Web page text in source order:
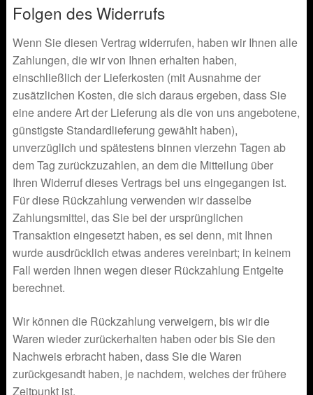
Folgen des Widerrufs
Wenn Sie diesen Vertrag widerrufen, haben wir Ihnen alle
Zahlungen, die wir von Ihnen erhalten haben,
einschließlich der Lieferkosten (mit Ausnahme der
zusätzlichen Kosten, die sich daraus ergeben, dass Sie
eine andere Art der Lieferung als die von uns angebotene,
günstigste Standardlieferung gewählt haben),
unverzüglich und spätestens binnen vierzehn Tagen ab
dem Tag zurückzuzahlen, an dem die Mitteilung über
Ihren Widerruf dieses Vertrags bei uns eingegangen ist.
Für diese Rückzahlung verwenden wir dasselbe
Zahlungsmittel, das Sie bei der ursprünglichen
Transaktion eingesetzt haben, es sei denn, mit Ihnen
wurde ausdrücklich etwas anderes vereinbart; in keinem
Fall werden Ihnen wegen dieser Rückzahlung Entgelte
berechnet.
Wir können die Rückzahlung verweigern, bis wir die
Waren wieder zurückerhalten haben oder bis Sie den
Nachweis erbracht haben, dass Sie die Waren
zurückgesandt haben, je nachdem, welches der frühere
Zeitpunkt ist.